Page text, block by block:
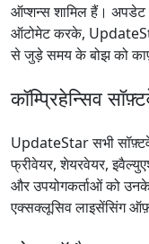
ऑप्शन्स शामिल हैं।
ऑटोमेट करके,
से जुड़े समय के बोझ को
कॉम्प्रिहेन्सिव
UpdateStar सभी
फ्रीवेयर, शेयरवेयर,
और उपयोगकर्ताओं को उनके
एक्सक्लूसिव लाइसेंसिंग